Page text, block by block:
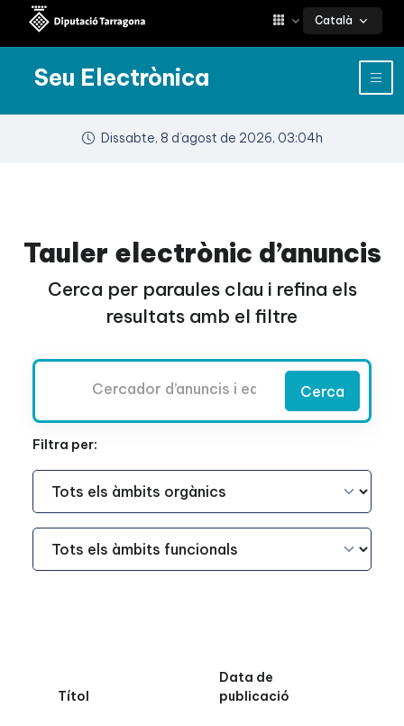
Català
Seu Electrònica
Dissabte, 8 d’agost de 2026, 03:04h
Tauler electrònic d’anuncis
Cerca per paraules clau i refina els
resultats amb el filtre
Cerca
Filtra per:
Àmbit Funcional
Àmbit Funcional
Títol
Data de
publicació